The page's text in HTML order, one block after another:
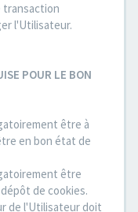
l'Utilisateur.
POUR LE BON
être à
en bon état de
être
de cookies.
de l'Utilisateur doit